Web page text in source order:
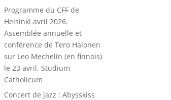
Programme du CFF de
Helsinki avril 2026.
Assemblée annuelle et
conférence de Tero Halonen
sur Leo Mechelin (en finnois)
le 23 avril, Studium
Catholicum
Concert de jazz : Abysskiss